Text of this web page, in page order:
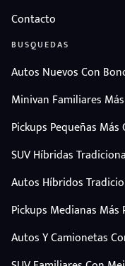
Contacto
BUSQUEDAS
Autos Nuevos Con
Minivan Familiares
Pickups Pequeñas Más
SUV Híbridas
Autos Híbridos
Pickups Medianas Más
Autos Y Camionetas